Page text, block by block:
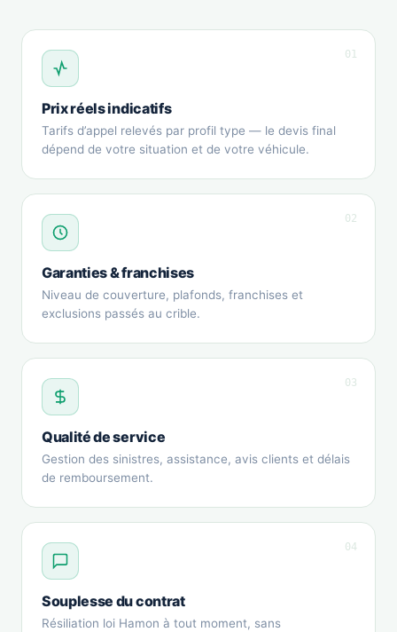
01
Prix réels indicatifs
Tarifs d’appel relevés par profil type — le devis final
dépend de votre situation et de votre véhicule.
02
Garanties & franchises
Niveau de couverture, plafonds, franchises et
exclusions passés au crible.
03
Qualité de service
Gestion des sinistres, assistance, avis clients et délais
de remboursement.
04
Souplesse du contrat
Résiliation loi Hamon à tout moment, sans